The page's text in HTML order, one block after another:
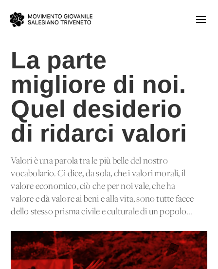
La parte
migliore di noi.
Quel desiderio
di ridarci valori
Valori è una parola tra le più belle del nostro
vocabolario. Ci dice, da sola, che i valori morali, il
valore economico, ciò che per noi vale, che ha
valore e dà valore ai beni e alla vita, sono tutte facce
dello stesso prisma civile e culturale di un popolo...